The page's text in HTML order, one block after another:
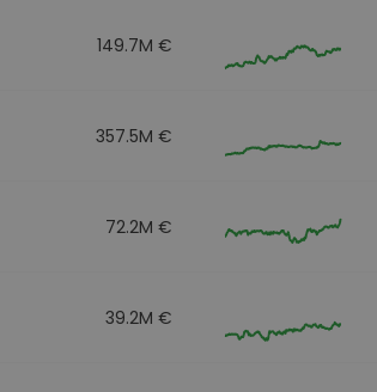
149.7M €
357.5M €
72.2M €
39.2M €